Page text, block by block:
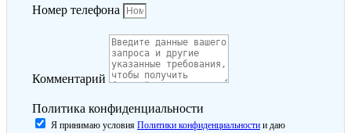
Номер телефона
Комментарий
Политика конфиденциальности
Я принимаю условия Политики конфиденциальности и даю